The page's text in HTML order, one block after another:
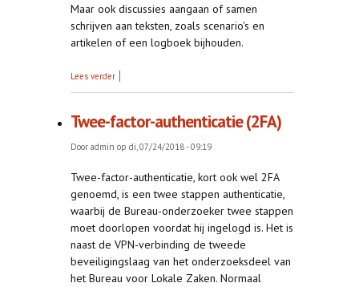
Maar ook discussies aangaan of samen
schrijven aan teksten, zoals scenario's en
artikelen of een logboek bijhouden.
Lees verder over Laatste loodjes
Twee-factor-authenticatie (2FA)
Door admin op di, 07/24/2018 - 09:19
Twee-factor-authenticatie, kort ook wel 2FA
genoemd, is een twee stappen authenticatie,
waarbij de Bureau-onderzoeker twee stappen
moet doorlopen voordat hij ingelogd is. Het is
naast de VPN-verbinding de tweede
beveiligingslaag van het onderzoeksdeel van
het Bureau voor Lokale Zaken. Normaal